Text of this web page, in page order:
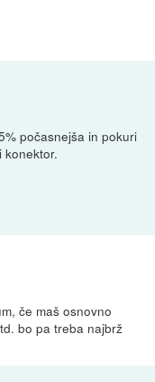
počasnejša in pokuri
konektor.
če maš osnovno
bo pa treba najbrž